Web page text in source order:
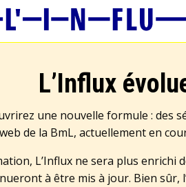
L’Influx
une nouvelle formule : des
de la BmL, actuellement en
L’Influx ne sera plus enrichi
à être mis à jour. Bien sûr,